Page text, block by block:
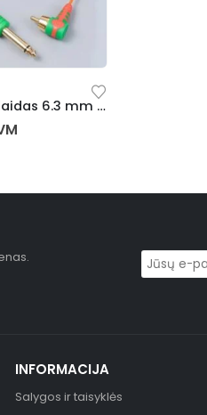
DragonHawk laidas 6.3 mm Audio / RCA (Oranžinis)
INFORMACIJA
Salygos ir taisyklės